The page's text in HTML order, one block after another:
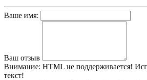
Ваше имя:
Ваш отзыв
Внимание: HTML не поддерживается!
текст!